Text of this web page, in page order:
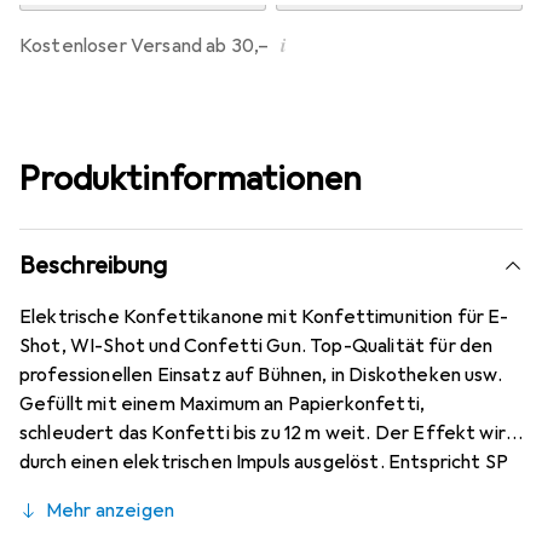
Kostenloser Versand ab 30,– i
Produktinformationen
Beschreibung
Elektrische Konfettikanone mit Konfettimunition für E-
Shot, WI-Shot und Confetti Gun. Top-Qualität für den
professionellen Einsatz auf Bühnen, in Diskotheken usw.
Gefüllt mit einem Maximum an Papierkonfetti,
schleudert das Konfetti bis zu 12 m weit. Der Effekt wird
durch einen elektrischen Impuls ausgelöst. Entspricht SP
zertifiziert. Ein Spass für Jung und Alt. Erhältlich in
Mehr anzeigen